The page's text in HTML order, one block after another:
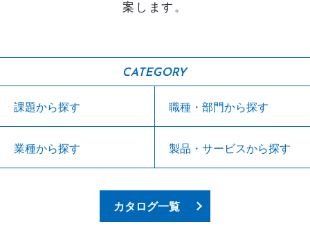
案します。
CATEGORY
課題から探す 職種・部門から探す
業種から探す 製品・サービスから探す
カタログ一覧